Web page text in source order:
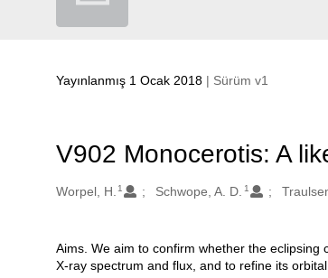
Yayınlanmış 1 Ocak 2018 | Sürüm v1
V902 Monocerotis: A
Oluşturanlar
Worpel, H. 1 Schwope, A. D. 1
Açıklama
Aims. We aim to confirm whether the
X-ray spectrum and flux, and to refine its